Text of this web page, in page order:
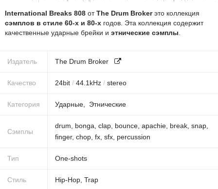
International Breaks 808 отThe Drum Brokerэто коллекция
сэмплов в стиле 60-х и 80-х годов. Эта коллекция содержит
качественные ударные брейки и этнические сэмплы
Издатель The Drum Broker
Качество 24bit / 44.1 kHz / stereo
Категория Ударные Этнические
Сэмплы
drum bonga clap bounce apachie break snap
finger, chop fx sfx percussion
Тип One-shots
Стиль Hip-Hop Trap